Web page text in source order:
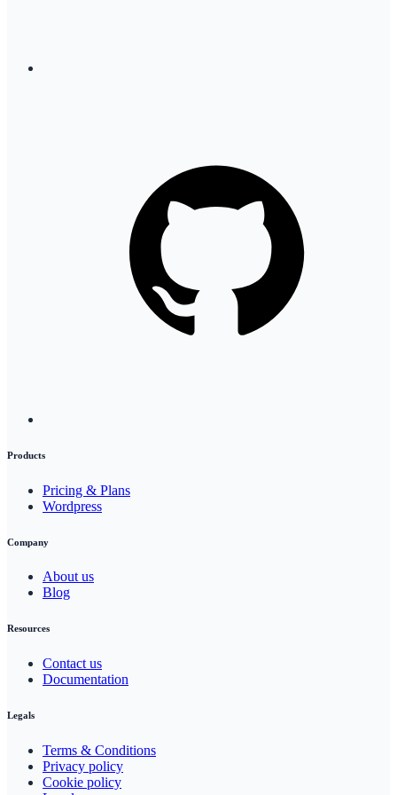
Products
Pricing & Plans
Wordpress
Company
About us
Blog
Resources
Contact us
Documentation
Legals
Terms & Conditions
Privacy policy
Cookie policy